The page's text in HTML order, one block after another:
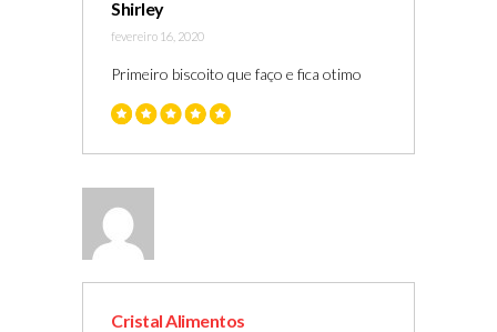
Shirley
fevereiro 16, 2020
Primeiro biscoito que faço e fica otimo
Cristal Alimentos